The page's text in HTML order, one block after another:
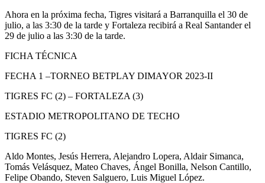
Ahora en la próxima fecha, Tigres visitará a Barranquilla el 30 de
julio, a las 3:30 de la tarde y Fortaleza recibirá a Real Santander el
29 de julio a las 3:30 de la tarde.
FICHA TÉCNICA
FECHA 1 –TORNEO BETPLAY DIMAYOR 2023-II
TIGRES FC (2) – FORTALEZA (3)
ESTADIO METROPOLITANO DE TECHO
TIGRES FC (2)
Aldo Montes, Jesús Herrera, Alejandro Lopera, Aldair Simanca,
Tomás Velásquez, Mateo Chaves, Ángel Bonilla, Nelson Cantillo,
Felipe Obando, Steven Salguero, Luis Miguel López.